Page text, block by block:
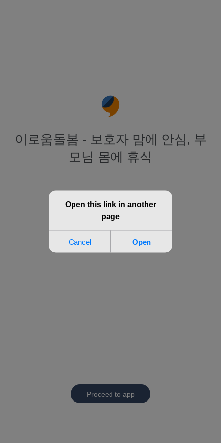
이로움돌봄 - 보호자 맘에 안심, 부
모님 몸에 휴식
Proceed to app